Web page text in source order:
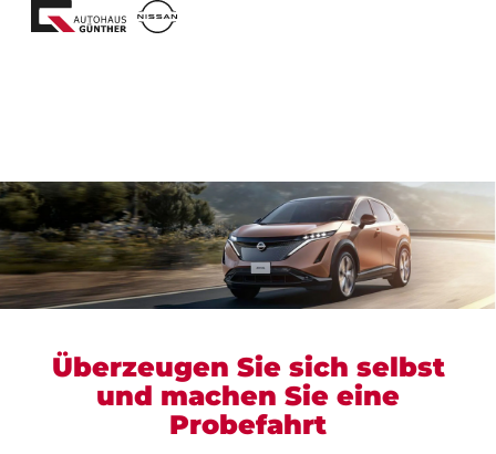
Überzeugen Sie sich selbst
und machen Sie eine
Probefahrt